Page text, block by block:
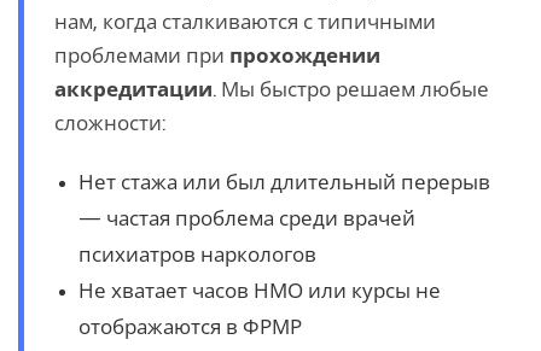
нам, когда сталкиваются с типичными
проблемами при прохождении
аккредитации. Мы быстро решаем любые
сложности:
Нет стажа или был длительный перерыв
— частая проблема среди врачей
психиатров наркологов
Не хватает часов НМО или курсы не
отображаются в ФРМР